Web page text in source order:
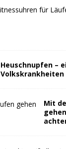
Heuschnupfen –
Volkskrankheiten
Mit